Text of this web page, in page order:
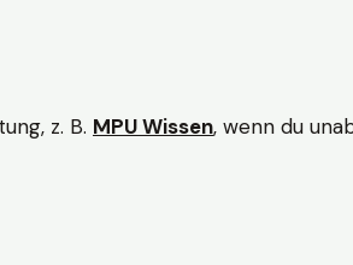
z. B. MPU Wissen, wenn du